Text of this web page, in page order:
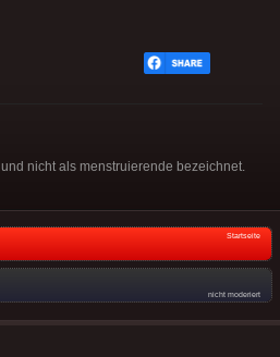
nicht als menstruierende bezeichnet.
Startseite
nicht moderiert